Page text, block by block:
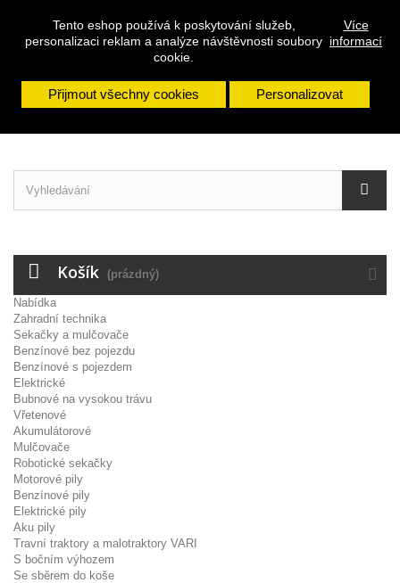
Tento eshop používá k poskytování služeb,
personalizaci reklam a analýze návštěvnosti soubory
cookie.
Více
informací
Přijmout všechny cookies Personalizovat
Přihlásit se
Napište nám
608 963 288
Košík (prázdný)
Nabídka
Zahradní technika
Sekačky a mulčovače
Benzínové bez pojezdu
Benzínové s pojezdem
Elektrické
Bubnové na vysokou trávu
Vřetenové
Akumulátorové
Mulčovače
Robotické sekačky
Motorové pily
Benzínové pily
Elektrické pily
Aku pily
Travní traktory a malotraktory VARI
S bočním výhozem
Se sběrem do koše